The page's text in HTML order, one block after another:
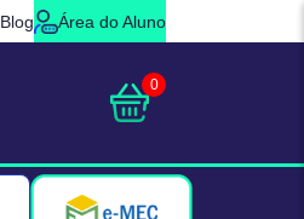
Blog Área do Aluno
0